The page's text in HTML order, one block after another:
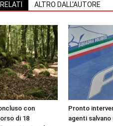
ALTRO DALL'AUTORE
con
di 18
Pronto
agenti salvano